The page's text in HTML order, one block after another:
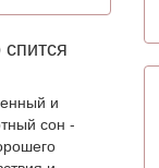
и
сон -